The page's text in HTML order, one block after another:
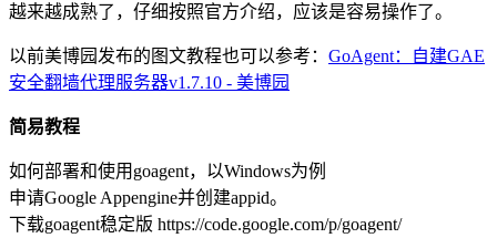
越来越成熟了，仔细按照官方介绍，应该是容易操作了。
以前美博园发布的图文教程也可以参考： GoAgent：自建GAE
安全翻墙代理服务器v1.7.10 - 美博园
简易教程
如何部署和使用goagent，以Windows为例
申请Google Appengine并创建appid。
下载goagent稳定版 https://code.google.com/p/goagent/